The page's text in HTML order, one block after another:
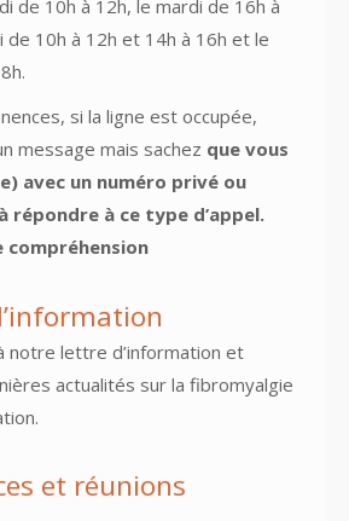
de 10h à 12h, le mardi de 16h à
de 10h à 12h et 14h à 16h et le
si la ligne est occupée,
message mais sachez que vous
avec un numéro privé ou
répondre à ce type d’appel.
notre lettre d’information et
actualités sur la fibromyalgie
et réunions